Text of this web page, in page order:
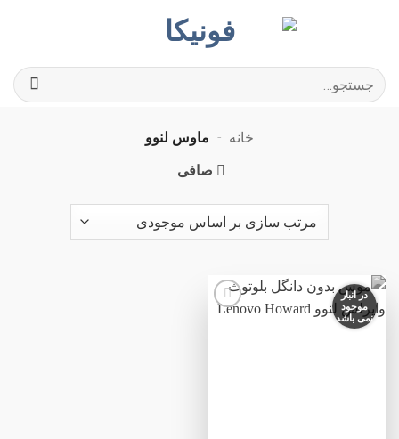
جستجو
برای:
خانه - ماوس لنوو
صافی
در انبار
موجود
نمی باشد